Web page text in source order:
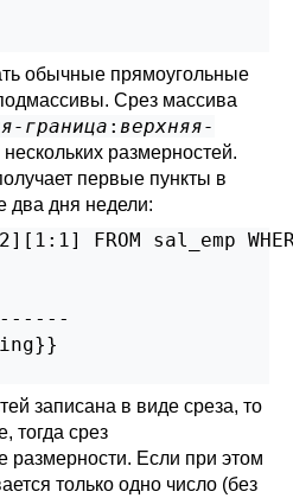
обычные прямоугольные
Срез массива
граница : верхняя-
размерностей.
первые пункты в
два дня недели:
FROM sal_emp
записана в виде среза, то
тогда срез
размерности. Если при этом
только одно число (без